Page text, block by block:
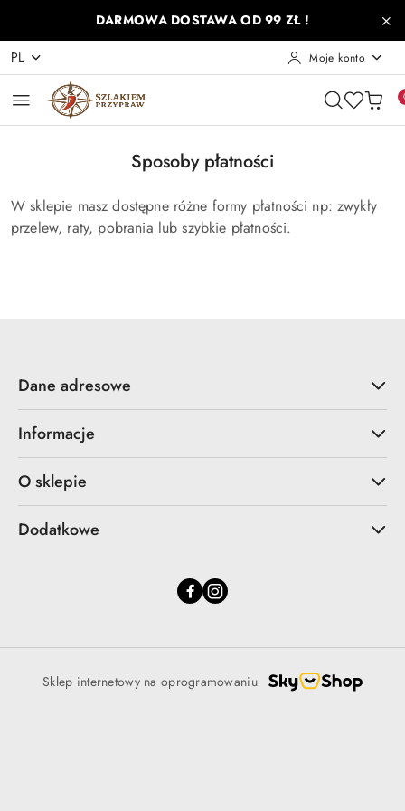
Przejdź do treści głównej
Przejdź do wyszukiwarki
Przejdź do moje konto
Przejdź do menu głównego
Przejdź do stopkiDARMOWA DOSTAWA OD 99 ZŁ !
PL Moje konto
Sposoby płatności
W sklepie masz dostępne różne formy płatności np: zwykły
przelew, raty, pobrania lub szybkie płatności.
Dane adresowe
Informacje
O sklepie
Dodatkowe
Sklep internetowy na oprogramowaniu